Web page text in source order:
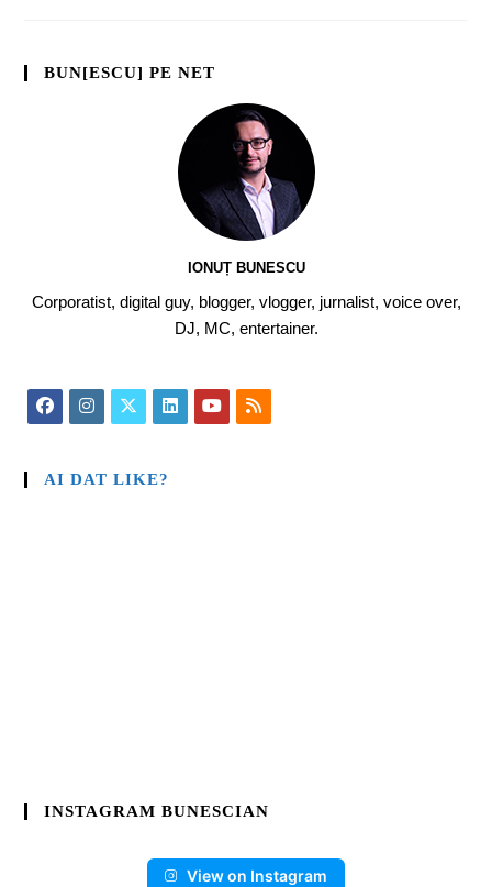
BUN[ESCU] PE NET
IONUȚ BUNESCU
Corporatist, digital guy, blogger, vlogger, jurnalist, voice over,
DJ, MC, entertainer.
AI DAT LIKE?
INSTAGRAM BUNESCIAN
View on Instagram